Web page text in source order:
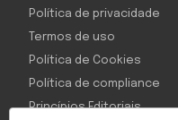
Política de privacidade
Termos de uso
Política de Cookies
Política de compliance
Princípios Editoriais